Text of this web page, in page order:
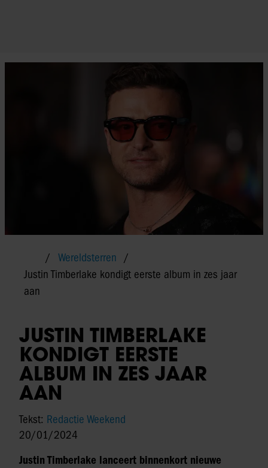
Wereldsterren
Justin Timberlake kondigt eerste album in zes jaar
aan
JUSTIN TIMBERLAKE
KONDIGT EERSTE
ALBUM IN ZES JAAR
AAN
Tekst: Redactie Weekend
20/01/2024
Justin Timberlake lanceert binnenkort nieuwe